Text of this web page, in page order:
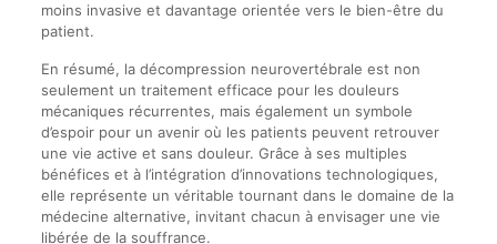
moins invasive et davantage orientée vers le bien-être du
patient.
En résumé, la décompression neurovertébrale est non
seulement un traitement efficace pour les douleurs
mécaniques récurrentes, mais également un symbole
d’espoir pour un avenir où les patients peuvent retrouver
une vie active et sans douleur. Grâce à ses multiples
bénéfices et à l’intégration d’innovations technologiques,
elle représente un véritable tournant dans le domaine de la
médecine alternative, invitant chacun à envisager une vie
libérée de la souffrance.